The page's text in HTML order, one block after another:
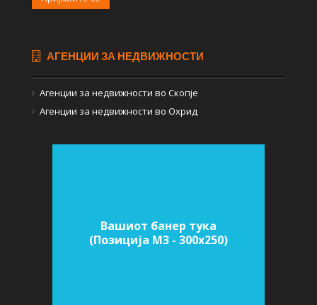
АГЕНЦИИ ЗА НЕДВИЖНОСТИ
Агенции за недвижности во Скопје
Агенции за недвижности во Охрид
Вашиот банер тука
(Позиција M3 - 300х250)